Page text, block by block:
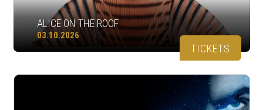
ALICE ON THE ROOF
03.10.2026
TICKETS